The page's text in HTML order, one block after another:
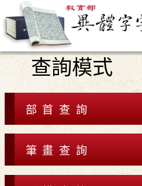
最新消息
顯示模式
查詢模式
部首查詢
筆畫查詢